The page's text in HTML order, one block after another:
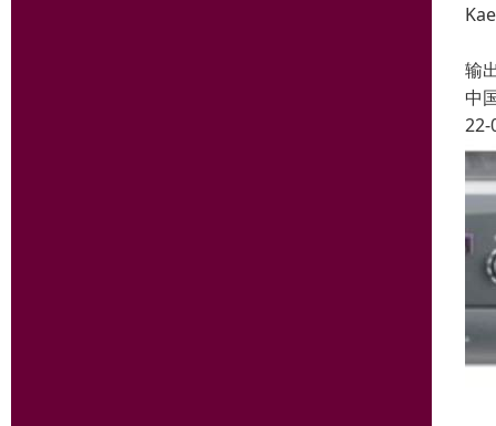
输
中
22-